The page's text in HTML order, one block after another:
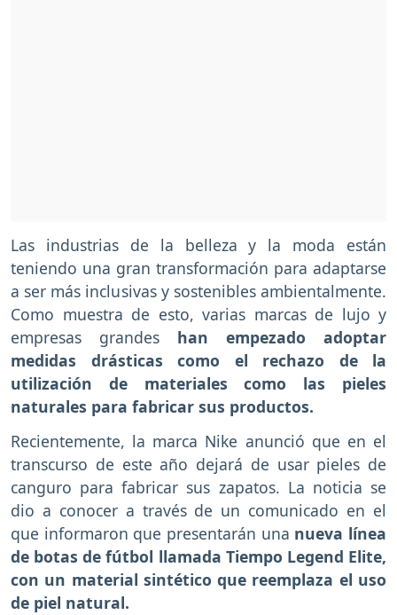
Las industrias de la belleza y la moda están
teniendo una gran transformación para adaptarse
a ser más inclusivas y sostenibles ambientalmente.
Como muestra de esto, varias marcas de lujo y
empresas grandes han empezado adoptar
medidas drásticas como el rechazo de la
utilización de materiales como las pieles
naturales para fabricar sus productos.
Recientemente, la marca Nike anunció que en el
transcurso de este año dejará de usar pieles de
canguro para fabricar sus zapatos. La noticia se
dio a conocer a través de un comunicado en el
que informaron que presentarán una nueva línea
de botas de fútbol llamada Tiempo Legend Elite,
con un material sintético que reemplaza el uso
de piel natural.